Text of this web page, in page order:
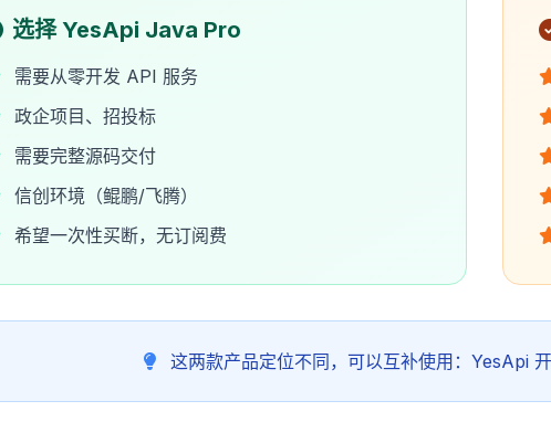
选择 YesApi Java Pro
需要从零开发 API 服务
政企项目、招投标
需要完整源码交付
信创环境（鲲鹏/飞腾）
希望一次性买断，无订阅费
这两款产品定位不同，可以互补使用：YesApi